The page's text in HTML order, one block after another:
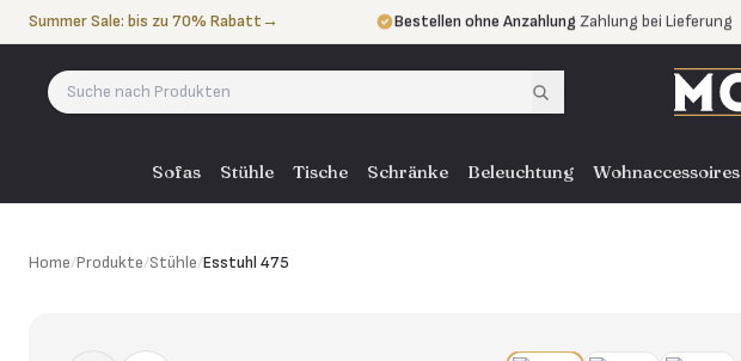
Zum Inhalt springen
Summer Sale: bis zu 70% Rabatt→ Bestellen ohne Anzahlung Zahlung bei Lieferung
in ganz NL, BE und DE
Sofas Stühle Tische Schränke Beleuchtung Wohnaccessoires
Home/Produkte/Stühle/Esstuhl 475